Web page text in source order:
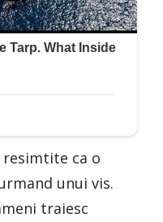
ca o
unui vis.
traiesc